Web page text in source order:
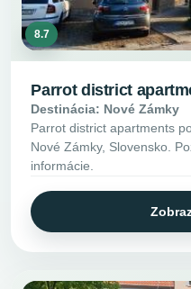
8.7
Parrot district
Destinácia: Nové Zámky
Parrot district apartments
Nové Zámky, Slovensko.
informácie.